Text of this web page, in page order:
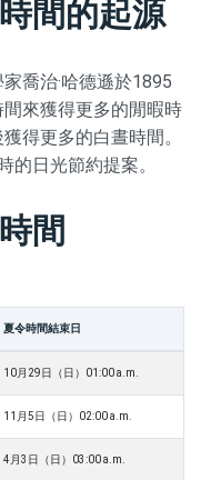
間的起源
喬治·哈德遜於1895
來獲得更多的閒暇時
得更多的白晝時間。
的日光節約提案。
間
夏令時間結束日
10月29日（日）01:00 a.m.
11月5日（日）02:00 a.m.
4月3日（日）03:00 a.m.